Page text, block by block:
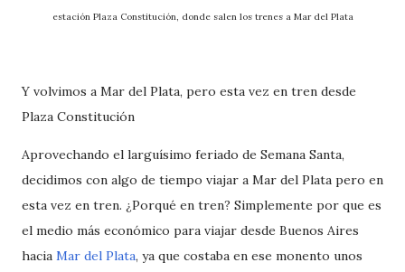
estación Plaza Constitución, donde salen los trenes a Mar del Plata
Y volvimos a Mar del Plata, pero esta vez en tren desde
Plaza Constitución
Aprovechando el larguísimo feriado de Semana Santa,
decidimos con algo de tiempo viajar a Mar del Plata pero en
esta vez en tren. ¿Porqué en tren? Simplemente por que es
el medio más económico para viajar desde Buenos Aires
hacia Mar del Plata, ya que costaba en ese monento unos